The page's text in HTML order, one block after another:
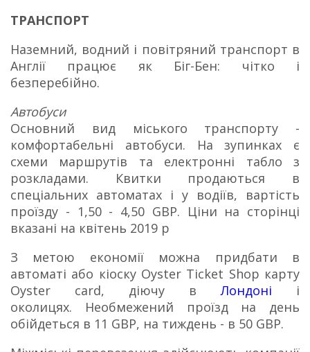
ТРАНСПОРТ
Наземний, водний і повітряний транспорт в
Англії працює як Біг-Бен: чітко і
безперебійно.
Автобуси
Основний вид міського транспорту -
комфортабельні автобуси.
На зупинках є
схеми маршрутів та електронні табло з
розкладами. Квитки продаються в
спеціальних автоматах і у водіїв, вартість
проїзду - 1,50 - 4,50 GBP. Ціни на сторінці
вказані на квітень 2019 р
З метою економії можна придбати в
автоматі або кіоску Oyster Ticket Shop карту
Oyster card, діючу вЛондоні і
околицях. Необмежений проїзд на день
обійдеться в 11 GBP, на тиждень - в 50 GBP.